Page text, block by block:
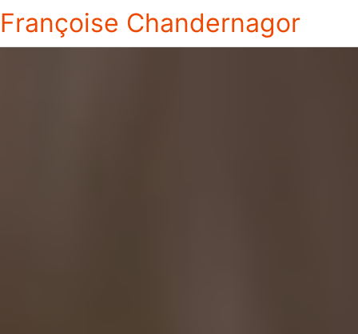
Françoise Chandernagor